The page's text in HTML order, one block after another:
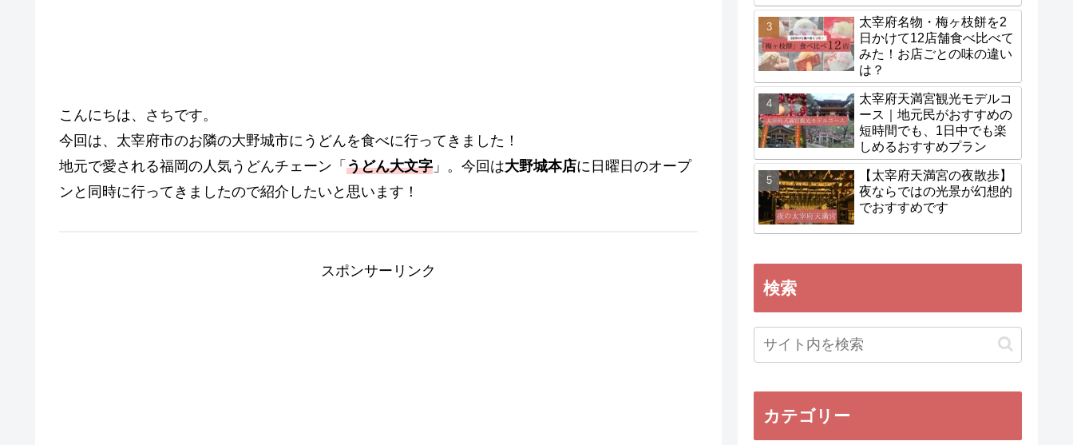
こんにちは、さちです。
今回は、太宰府市のお隣の大野城市にうどんを食べに行ってきました！
地元で愛される福岡の人気うどんチェーン「 うどん大文字 」。今回は大野城本店に日曜日のオープ
ンと同時に行ってきましたので紹介したいと思います！
スポンサーリンク
太宰府名物・梅ヶ枝餅を2
日かけて12店舗食べ比べて
みた！お店ごとの味の違い
は？
太宰府天満宮観光モデルコ
ース｜地元民がおすすめの
短時間でも、1日中でも楽
しめるおすすめプラン
【太宰府天満宮の夜散歩】
夜ならではの光景が幻想的
でおすすめです
検索
カテゴリー